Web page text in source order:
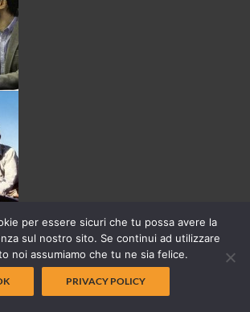
per essere sicuri che tu possa avere la
sul nostro sito. Se continui ad utilizzare
noi assumiamo che tu ne sia felice.
PRIVACY POLICY